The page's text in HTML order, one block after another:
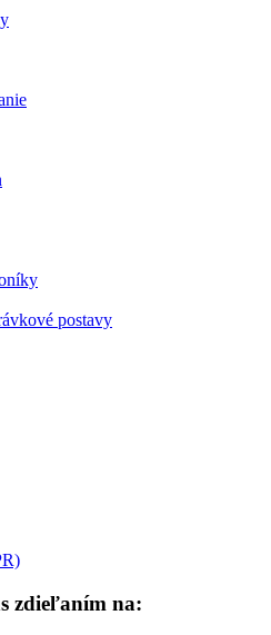
postavy
zdieľaním na: